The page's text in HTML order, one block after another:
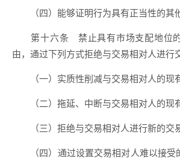
（四）能够证明行为具有正当性的其他
第十六条禁止具有市场支配地位
由，通过下列方式拒绝与交易相对人进行
（一）实质性削减与交易相对人的现有
（二）拖延、中断与交易相对人的现有
（三）拒绝与交易相对人进行新的交易
（四）通过设置交易相对人难以接受